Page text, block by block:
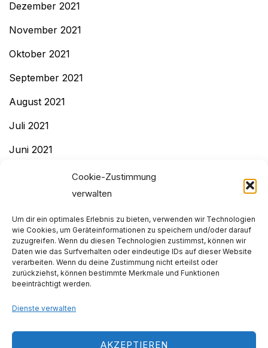
Cookie-Zustimmung
verwalten
Um dir ein optimales Erlebnis zu bieten, verwenden wir Technologien
wie Cookies, um Geräteinformationen zu speichern und/oder darauf
zuzugreifen. Wenn du diesen Technologien zustimmst, können wir
Daten wie das Surfverhalten oder eindeutige IDs auf dieser Website
verarbeiten. Wenn du deine Zustimmung nicht erteilst oder
zurückziehst, können bestimmte Merkmale und Funktionen
beeinträchtigt werden.
Dienste verwalten
AKZEPTIEREN
Dezember 2021
November 2021
Oktober 2021
September 2021
August 2021
Juli 2021
Juni 2021
Dezember 2020
November 2020
Dezember 2019
Impressum & Datenschutz